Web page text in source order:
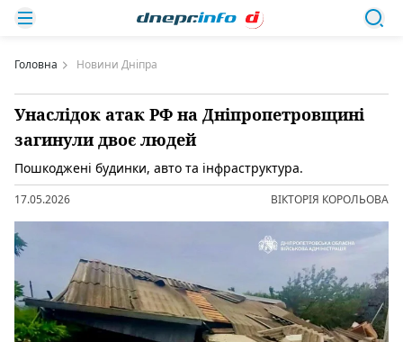
Головна Новини Дніпра
Унаслідок атак РФ на Дніпропетровщині
загинули двоє людей
Пошкоджені будинки, авто та інфраструктура.
17.05.2026 ВІКТОРІЯ КОРОЛЬОВА